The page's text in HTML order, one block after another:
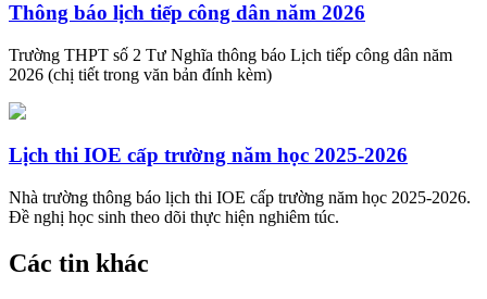
Thông báo lịch tiếp công dân năm 2026
Trường THPT số 2 Tư Nghĩa thông báo Lịch tiếp công dân năm
2026 (chị tiết trong văn bản đính kèm)
Lịch thi IOE cấp trường năm học 2025-2026
Nhà trường thông báo lịch thi IOE cấp trường năm học 2025-2026.
Đề nghị học sinh theo dõi thực hiện nghiêm túc.
Các tin khác